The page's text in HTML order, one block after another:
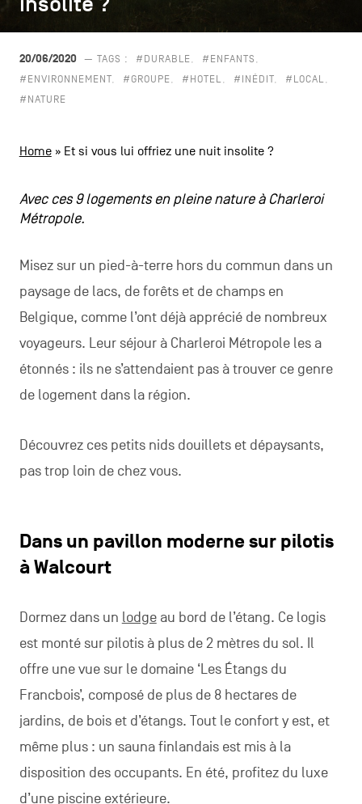
secondaire
20/06/2020 — TAGS : #DURABLE
#ENFANTS
#ENVIRONNEMENT
#GROUPE #HOTEL #INÉDIT
#LOCAL
#NATURE
Home» Et si vous lui offriez une nuit insolite ?
Avec ces 9 logements en pleine nature à Charleroi
Métropole.
Misez sur un pied-à-terre hors du commun dans un
paysage de lacs, de forêts et de champs en
Belgique, comme l’ont déjà apprécié de nombreux
voyageurs. Leur séjour à Charleroi Métropole les a
étonnés : ils ne s’attendaient pas à trouver ce genre
de logement dans la région.
Découvrez ces petits nids douillets et dépaysants,
pas trop loin de chez vous.
Dans un pavillon moderne sur pilotis
à Walcourt
Dormez dans un lodgeau bord de l’étang. Ce logis
est monté sur pilotis à plus de 2 mètres du sol. Il
offre une vue sur le domaine ‘Les Étangs du
Francbois’, composé de plus de 8 hectares de
jardins, de bois et d’étangs. Tout le confort y est, et
même plus : un sauna finlandais est mis à la
disposition des occupants. En été, profitez du luxe
d’une piscine extérieure.